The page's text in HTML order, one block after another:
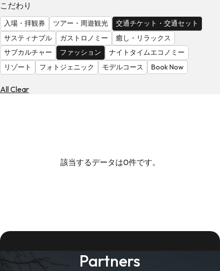
る
気
を
見
る
こだわり
入場・拝観券 ツアー・周遊観光
交通チケット・交通セット
サスティナブル
ガストロノミー
癒し・リラックス
サブカルチャー
ファッション
ナイトタイムエコノミー
リゾート
フォトジェニック モデルコース Book Now
All Clear
該当するデータは0件です。
Partners